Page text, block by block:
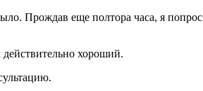
Прождав еще полтора часа, я
хороший.